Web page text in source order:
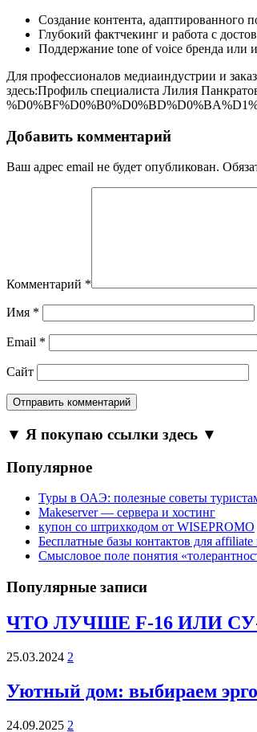
Создание контента, адаптированного
Глубокий фактчекинг и работа с
Поддержание tone of voice бренда или
Для профессионалов медиаиндустрии и
здесь:Профиль специалиста Лилия
Добавить комментарий
Ваш адрес email не будет опубликован.
Комментарий *
Имя *
Email *
Сайт
▼ Я покупаю ссылки здесь ▼
Популярное
Туры в ОАЭ: полезные советы
Makeserver — сервера и хостинг
купон cо штрихкодом от WISEPROMO
Бесплатные базы контактов для
Смысловое поле понятия
Популярные записи
ЧТО ЛУЧШЕ F-16 ИЛИ СУ-
25.03.2024 2
Уютный дом: выбираем
24.09.2025 2